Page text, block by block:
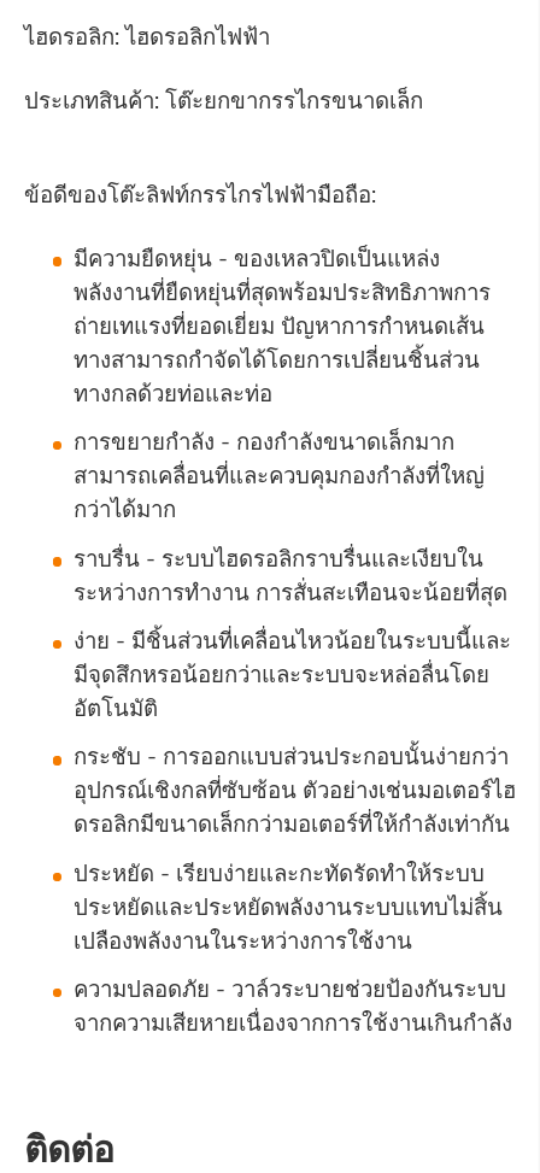
ไฮดรอลิก: ไฮดรอลิกไฟฟ้า
ประเภทสินค้า: โต๊ะยกขากรรไกรขนาดเล็ก
ข้อดีของโต๊ะลิฟท์กรรไกรไฟฟ้ามือถือ:
มีความยืดหยุ่น - ของเหลวปิดเป็นแหล่ง
พลังงานที่ยืดหยุ่นที่สุดพร้อมประสิทธิภาพการ
ถ่ายเทแรงที่ยอดเยี่ยม ปัญหาการกำหนดเส้น
ทางสามารถกำจัดได้โดยการเปลี่ยนชิ้นส่วน
ทางกลด้วยท่อและท่อ
การขยายกำลัง - กองกำลังขนาดเล็กมาก
สามารถเคลื่อนที่และควบคุมกองกำลังที่ใหญ่
กว่าได้มาก
ราบรื่น - ระบบไฮดรอลิกราบรื่นและเงียบใน
ระหว่างการทำงาน การสั่นสะเทือนจะน้อยที่สุด
ง่าย - มีชิ้นส่วนที่เคลื่อนไหวน้อยในระบบนี้และ
มีจุดสึกหรอน้อยกว่าและระบบจะหล่อลื่นโดย
อัตโนมัติ
กระชับ - การออกแบบส่วนประกอบนั้นง่ายกว่า
อุปกรณ์เชิงกลที่ซับซ้อน ตัวอย่างเช่นมอเตอร์ไฮ
ดรอลิกมีขนาดเล็กกว่ามอเตอร์ที่ให้กำลังเท่ากัน
ประหยัด - เรียบง่ายและกะทัดรัดทำให้ระบบ
ประหยัดและประหยัดพลังงานระบบแทบไม่สิ้น
เปลืองพลังงานในระหว่างการใช้งาน
ความปลอดภัย - วาล์วระบายช่วยป้องกันระบบ
จากความเสียหายเนื่องจากการใช้งานเกินกำลัง
ติดต่อ